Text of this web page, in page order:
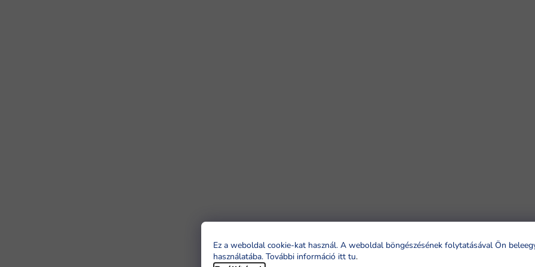
Ez a weboldal cookie-kat használ. A weboldal böngészésének folytatásával Ön
használatába. További információ itt tu.